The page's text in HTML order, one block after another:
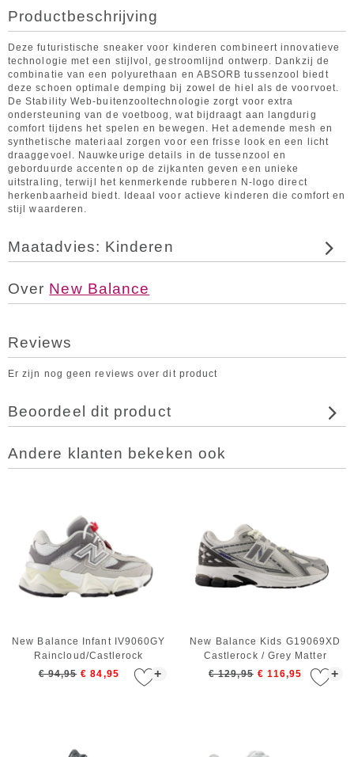
Productbeschrijving
Deze futuristische sneaker voor kinderen combineert innovatieve
technologie met een stijlvol, gestroomlijnd ontwerp. Dankzij de
combinatie van een polyurethaan en ABSORB tussenzool biedt
deze schoen optimale demping bij zowel de hiel als de voorvoet.
De Stability Web-buitenzooltechnologie zorgt voor extra
ondersteuning van de voetboog, wat bijdraagt aan langdurig
comfort tijdens het spelen en bewegen. Het ademende mesh en
synthetische materiaal zorgen voor een frisse look en een licht
draaggevoel. Nauwkeurige details in de tussenzool en
geborduurde accenten op de zijkanten geven een unieke
uitstraling, terwijl het kenmerkende rubberen N-logo direct
herkenbaarheid biedt. Ideaal voor actieve kinderen die comfort en
stijl waarderen.
Maatadvies: Kinderen
Over New Balance
Reviews
Er zijn nog geen reviews over dit product
Beoordeel dit product
Andere klanten bekeken ook
+
New Balance Infant IV9060GY
Raincloud/Castlerock
€ 94,95 € 84,95 +
New Balance Kids G19069XD
Castlerock / Grey Matter
€ 129,95 € 116,95